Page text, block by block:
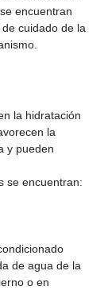
encuentran
cuidado de la
la hidratación
la
y pueden
se encuentran:
de agua de la
o en